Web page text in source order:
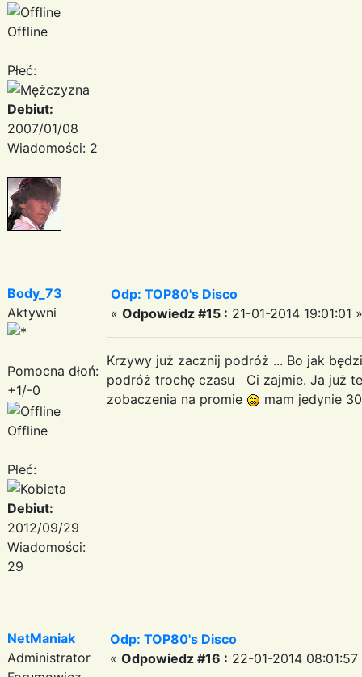
Offline
Płeć:
Debiut:
2007/01/08
Wiadomości: 2
Body_73
Aktywni
Pomocna dłoń:
+1/-0
Offline
Płeć:
Debiut:
2012/09/29
Wiadomości:
29
Odp: TOP80's Disco
« Odpowiedz #15 : 21-01-2014 19:01:01 »
Krzywy już zacznij podróż ... Bo jak
podróż trochę czasu Ci zajmie. Ja już
zobaczenia na promie
mam jedynie
NetManiak
Administrator
Odp: TOP80's Disco
« Odpowiedz #16 : 22-01-2014 08:01:57